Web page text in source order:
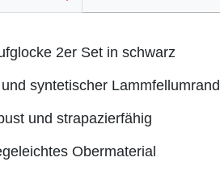
2er Set in schwarz
syntetischer
und strapazierfähig
Obermaterial